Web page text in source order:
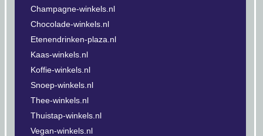
Champagne-winkels.nl
Chocolade-winkels.nl
Etenendrinken-plaza.nl
Kaas-winkels.nl
Koffie-winkels.nl
Snoep-winkels.nl
Thee-winkels.nl
Thuistap-winkels.nl
Vegan-winkels.nl